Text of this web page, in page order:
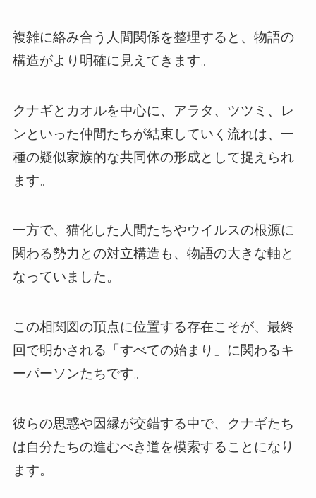
複雑に絡み合う人間関係を整理すると、物語の
構造がより明確に見えてきます。
クナギとカオルを中心に、アラタ、ツツミ、レ
ンといった仲間たちが結束していく流れは、一
種の疑似家族的な共同体の形成として捉えられ
ます。
一方で、猫化した人間たちやウイルスの根源に
関わる勢力との対立構造も、物語の大きな軸と
なっていました。
この相関図の頂点に位置する存在こそが、最終
回で明かされる「すべての始まり」に関わるキ
ーパーソンたちです。
彼らの思惑や因縁が交錯する中で、クナギたち
は自分たちの進むべき道を模索することになり
ます。